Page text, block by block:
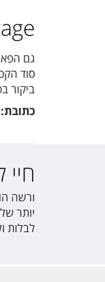
גם
סוד
ביקור
כתובת:
ורשה
יותר
לבלות